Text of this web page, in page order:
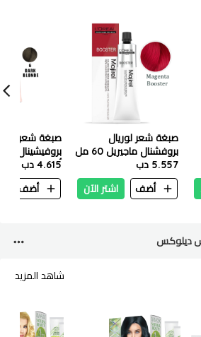
صبغة شعر لوريال
بروفشنال ماجيريل 60 مل
– ماجنتا بوستر
5.557 دب
أضف
اشتر الآن
صبغة شعر
أشقر غامق 60 مل
4.615 دب
أضف
ديلوكس
شاهد المزيد